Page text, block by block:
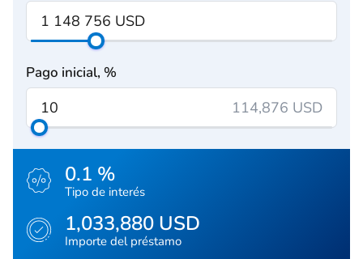
Pago inicial, %
114,876 USD
0.1 %
Tipo de interés
1,033,880 USD
Importe del préstamo